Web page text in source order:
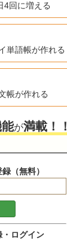
4回に増える
単語帳が作れる
帳が作れる
が満載！！
（無料）
ログイン